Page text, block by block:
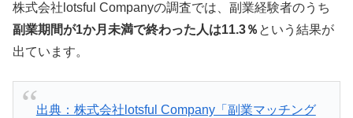
株式会社lotsful Companyの調査では、副業経験者のうち
副業期間が1か月未満で終わった人は11.3％ という結果が
出ています。
出典：株式会社lotsful Company「副業マッチング